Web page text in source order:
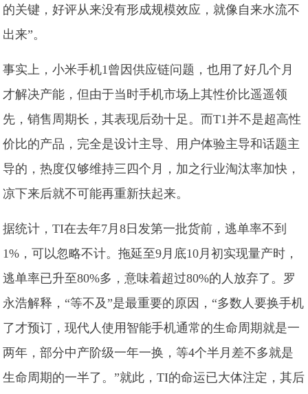
的关键，好评从来没有形成规模效应，就像自来水流不
出来”。
事实上，小米手机1曾因供应链问题，也用了好几个月
才解决产能，但由于当时手机市场上其性价比遥遥领
先，销售周期长，其表现后劲十足。而T1并不是超高性
价比的产品，完全是设计主导、用户体验主导和话题主
导的，热度仅够维持三四个月，加之行业淘汰率加快，
凉下来后就不可能再重新扶起来。
据统计，TI在去年7月8日发第一批货前，逃单率不到
1%，可以忽略不计。拖延至9月底10月初实现量产时，
逃单率已升至80%多，意味着超过80%的人放弃了。罗
永浩解释，“等不及”是最重要的原因，“多数人要换手机
了才预订，现代人使用智能手机通常的生命周期就是一
两年，部分中产阶级一年一换，等4个半月差不多就是
生命周期的一半了。”就此，TI的命运已大体注定，其后